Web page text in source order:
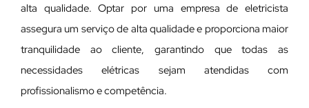
alta qualidade. Optar por uma empresa de eletricista
assegura um serviço de alta qualidade e proporciona maior
tranquilidade ao cliente, garantindo que todas as
necessidades elétricas sejam atendidas com
profissionalismo e competência.